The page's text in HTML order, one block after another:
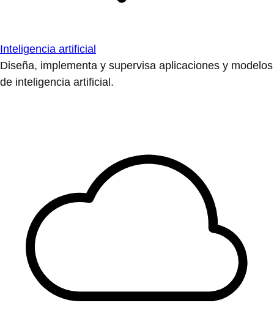
Inteligencia artificial
Diseña, implementa y supervisa aplicaciones y modelos
de inteligencia artificial.